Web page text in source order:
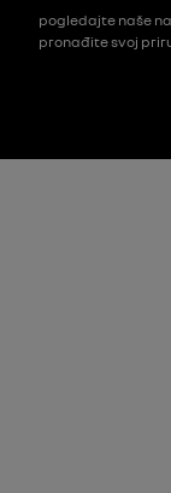
pogledajte naše
pronađite svoj